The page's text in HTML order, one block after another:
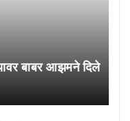
बाबर आझमने दिले